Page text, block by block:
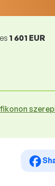
1 601 EUR